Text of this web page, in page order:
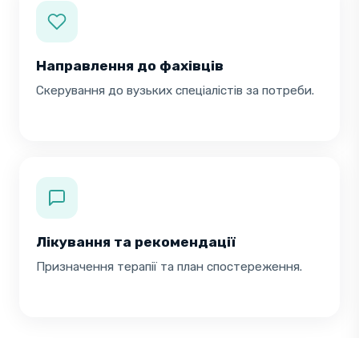
Направлення до фахівців
Скерування до вузьких спеціалістів за потреби.
Лікування та рекомендації
Призначення терапії та план спостереження.